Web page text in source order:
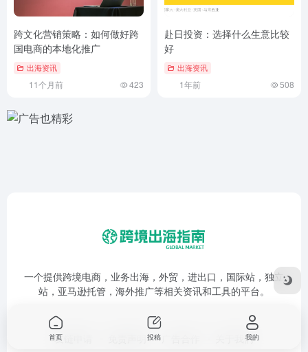
跨文化营销策略：如何做好跨
国电商的本地化推广
出海资讯
11个月前 423
赴日投资：选择什么生意比较
好
出海资讯
1年前 508
一个提供跨境电商，业务出海，外贸，进出口，国际站，独立
站，亚马逊托管，海外推广等相关资讯和工具的平台。
友链申请 关于我们
首页 投稿 我的